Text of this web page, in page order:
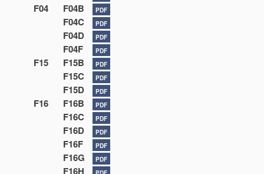
F04 F04B PDF
F04C PDF
F04D PDF
F04F PDF
F15 F15B PDF
F15C PDF
F15D PDF
F16 F16B PDF
F16C PDF
F16D PDF
F16F PDF
F16G PDF
F16H